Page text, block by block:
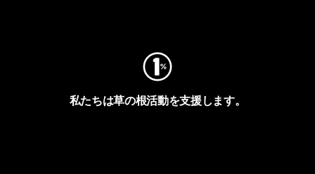
私たちは草の根活動を支援します。